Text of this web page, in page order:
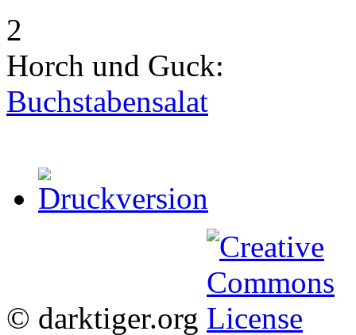
2
Horch und Guck:
Buchstabensalat
© darktiger.org